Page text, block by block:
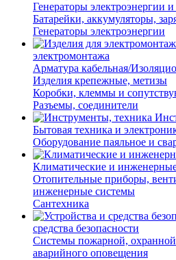
Генераторы электроэнергии
Батарейки, аккумуляторы,
Генераторы электроэнергии
электромонтажа
Арматура кабельная/
Изделия крепежные, метизы
Коробки, клеммы и
Разъемы, соединители
Бытовая техника и
Оборудование паяльное и
Климатические и
Отопительные приборы,
инженерные системы
Сантехника
средства безопасности
Системы пожарной,
аварийного оповещения